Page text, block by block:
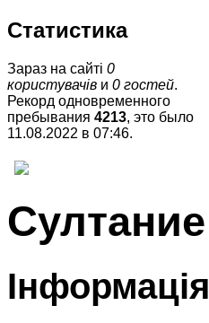
Статистика
Зараз на сайті 0
користувачів и 0 гостей.
Рекорд одновременного
пребывания 4213, это было
11.08.2022 в 07:46.
Султание
Інформація